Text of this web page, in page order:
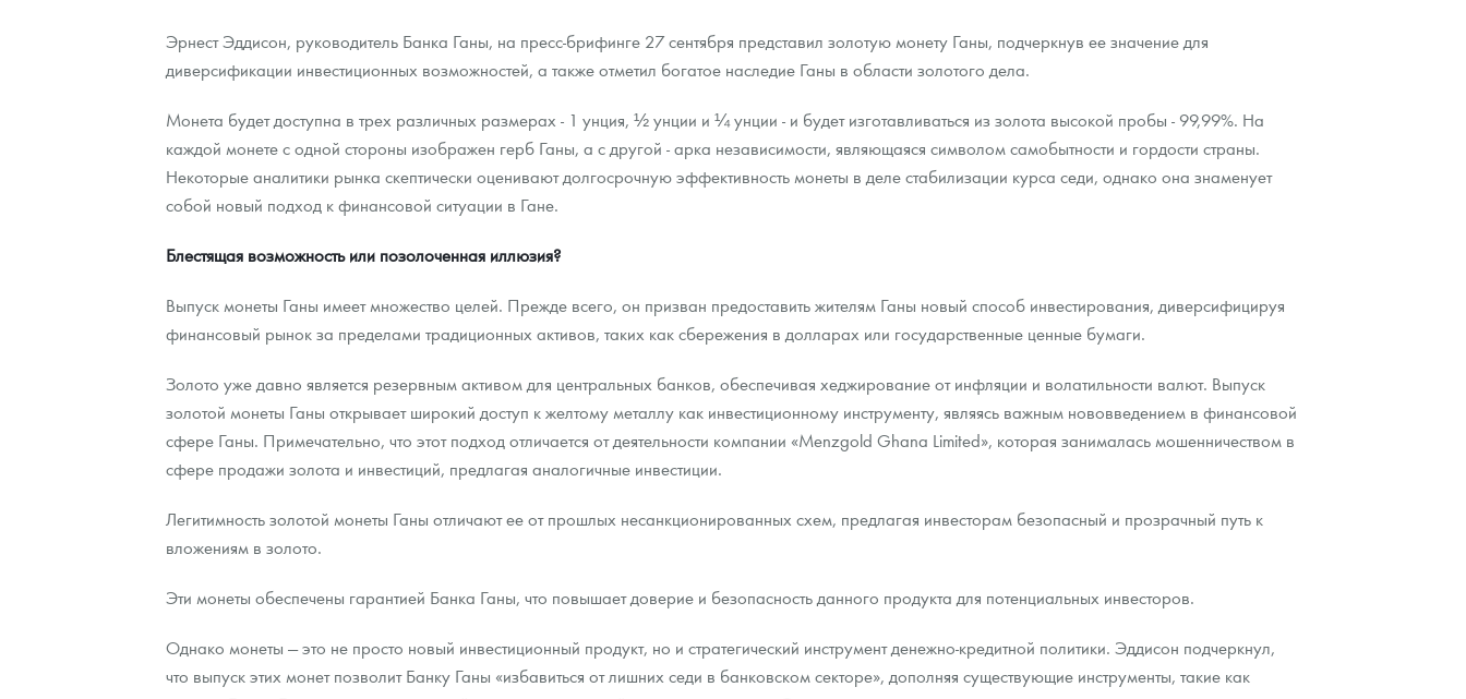
Наборы подарочных и коллекционных монет
Монеты и жетоны из недрагоценных металлов
Книги по нумизматике
Эрнест Эддисон, руководитель Банка Ганы, на пресс-брифинге 27 сентября представил золотую монету Ганы, подчеркнув ее значение для
диверсификации инвестиционных возможностей, а также отметил богатое наследие Ганы в области золотого дела.
Монета будет доступна в трех различных размерах - 1 унция, ½ унции и ¼ унции - и будет изготавливаться из золота высокой пробы - 99,99%. На
каждой монете с одной стороны изображен герб Ганы, а с другой - арка независимости, являющаяся символом самобытности и гордости страны.
Некоторые аналитики рынка скептически оценивают долгосрочную эффективность монеты в деле стабилизации курса седи, однако она знаменует
собой новый подход к финансовой ситуации в Гане.
Блестящая возможность или позолоченная иллюзия?
Выпуск монеты Ганы имеет множество целей. Прежде всего, он призван предоставить жителям Ганы новый способ инвестирования, диверсифицируя
финансовый рынок за пределами традиционных активов, таких как сбережения в долларах или государственные ценные бумаги.
Золото уже давно является резервным активом для центральных банков, обеспечивая хеджирование от инфляции и волатильности валют. Выпуск
золотой монеты Ганы открывает широкий доступ к желтому металлу как инвестиционному инструменту, являясь важным нововведением в финансовой
сфере Ганы. Примечательно, что этот подход отличается от деятельности компании «Menzgold Ghana Limited», которая занималась мошенничеством в
сфере продажи золота и инвестиций, предлагая аналогичные инвестиции.
Легитимность золотой монеты Ганы отличают ее от прошлых несанкционированных схем, предлагая инвесторам безопасный и прозрачный путь к
вложениям в золото.
Эти монеты обеспечены гарантией Банка Ганы, что повышает доверие и безопасность данного продукта для потенциальных инвесторов.
Однако монеты — это не просто новый инвестиционный продукт, но и стратегический инструмент денежно-кредитной политики. Эддисон подчеркнул,
что выпуск этих монет позволит Банку Ганы «избавиться от лишних седи в банковском секторе», дополняя существующие инструменты, такие как